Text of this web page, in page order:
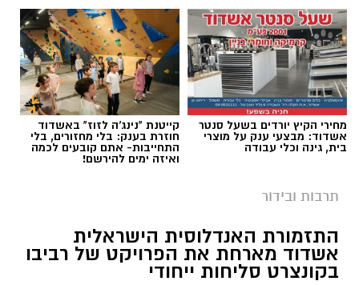
מהות אשדוד
מחירי הקיץ יורדים בשעל סנטר
אשדוד: מבצעי ענק על מוצרי
בית, גינה וכלי עבודה
קייטנת "נינג'ה לזוז" באשדוד
חוזרת בענק: בלי מחזורים, בלי
התחייבות- אתם קובעים לכמה
ואיזה ימים להירשם!
תרבות ובידור
התזמורת האנדלוסית הישראלית
אשדוד מארחת את הפרויקט של רביבו
בקונצרט סליחות ייחודי